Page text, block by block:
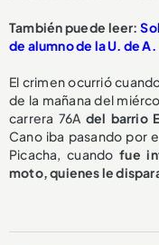
También puede leer:
de alumno de la U. de A.
El crimen ocurrió
de la mañana del
carrera 76A del barrio
Cano iba pasando por
Picacha, cuandofue
moto, quienes le